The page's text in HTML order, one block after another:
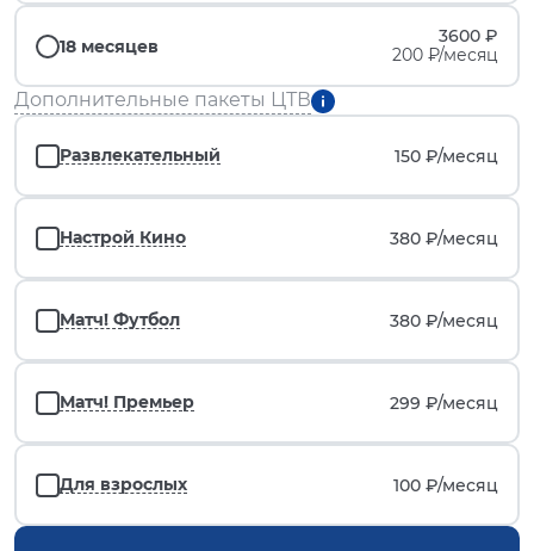
18 месяцев
3600 ₽
200 ₽/месяц
Дополнительные пакеты ЦТВ
Развлекательный 150 ₽/месяц
Настрой Кино 380 ₽/месяц
Матч! Футбол 380 ₽/месяц
Матч! Премьер 299 ₽/месяц
Для взрослых 100 ₽/месяц